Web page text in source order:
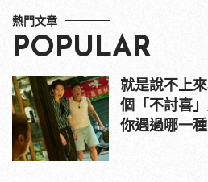
熱門文章
POPULAR
就是說不上
個「不討喜
你遇過哪一種